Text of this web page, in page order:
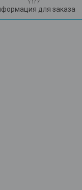
для заказа